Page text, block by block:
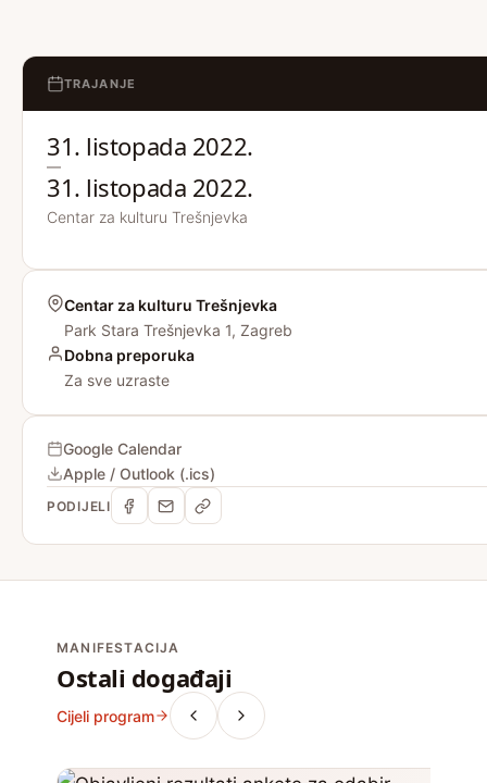
TRAJANJE
31. listopada 2022.
—
31. listopada 2022.
Centar za kulturu Trešnjevka
Centar za kulturu Trešnjevka
Park Stara Trešnjevka 1, Zagreb
Dobna preporuka
Za sve uzraste
Google Calendar
Apple / Outlook (.ics)
PODIJELI
MANIFESTACIJA
Ostali događaji
Cijeli program